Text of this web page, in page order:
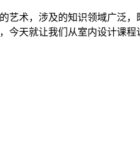
艺术，涉及的知识领域广泛
天就让我们从室内设计课程